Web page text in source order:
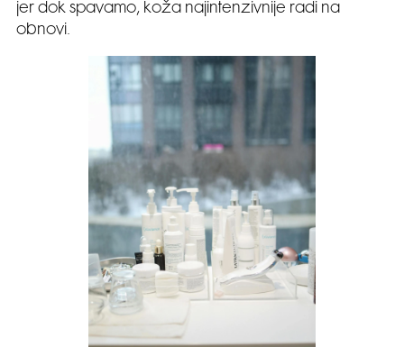
jer dok spavamo, koža najintenzivnije radi na
obnovi.